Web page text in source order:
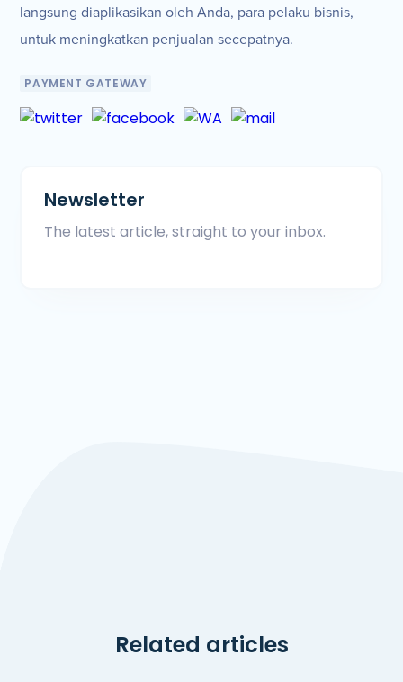
langsung diaplikasikan oleh Anda, para pelaku bisnis,
untuk meningkatkan penjualan secepatnya.
PAYMENT GATEWAY
Newsletter
The latest article, straight to your inbox.
Related articles